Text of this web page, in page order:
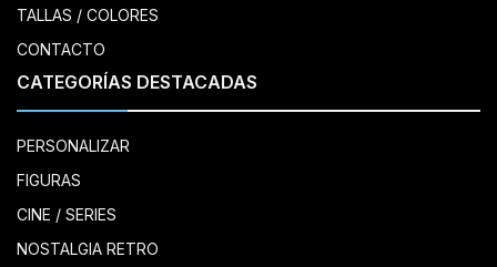
TALLAS / COLORES
CONTACTO
CATEGORÍAS DESTACADAS
PERSONALIZAR
FIGURAS
CINE / SERIES
NOSTALGIA RETRO